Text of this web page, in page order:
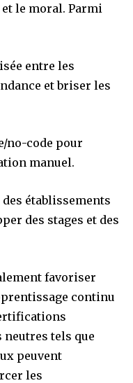
le moral. Parmi
entre les
et briser les
no-code pour
manuel.
établissements
des stages et des
favoriser
continu
tels que
peuvent
les